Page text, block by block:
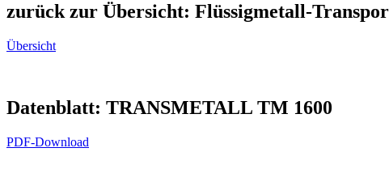
zurück zur Übersicht: Flüssigmetall-
Übersicht
Datenblatt: TRANSMETALL TM 1600
PDF-Download